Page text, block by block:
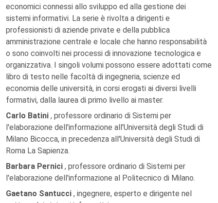
economici connessi allo sviluppo ed alla gestione dei
sistemi informativi. La serie è rivolta a dirigenti e
professionisti di aziende private e della pubblica
amministrazione centrale e locale che hanno responsabilità
o sono coinvolti nei processi di innovazione tecnologica e
organizzativa. I singoli volumi possono essere adottati come
libro di testo nelle facoltà di ingegneria, scienze ed
economia delle università, in corsi erogati ai diversi livelli
formativi, dalla laurea di primo livello ai master.
Carlo Batini , professore ordinario di Sistemi per
l'elaborazione dell'informazione all'Università degli Studi di
Milano Bicocca, in precedenza all'Università degli Studi di
Roma La Sapienza.
Barbara Pernici , professore ordinario di Sistemi per
l'elaborazione dell'informazione al Politecnico di Milano.
Gaetano Santucci , ingegnere, esperto e dirigente nel